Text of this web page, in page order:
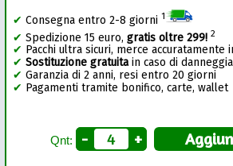
✔ Consegna entro 2-8 giorni 1
✔ Spedizione 15 euro,gratis oltre 299! 2
✔ Pacchi ultra sicuri, merce accuratamente
✔ Sostituzione gratuitain caso di
✔ Garanzia di 2 anni, resi entro 20 giorni
✔ Pagamenti tramite bonifico, carte, wallet
Qnt: - +